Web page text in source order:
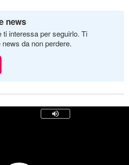
news
ti interessa per seguirlo. Ti
da non perdere.